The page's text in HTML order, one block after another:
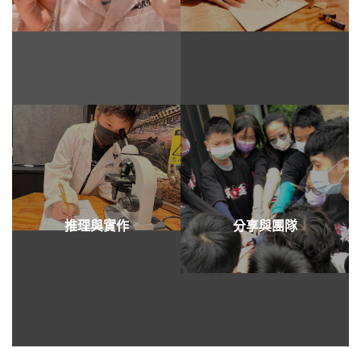
推理與實作 分享與團隊